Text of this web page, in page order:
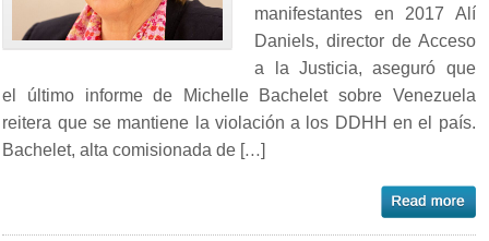
manifestantes en 2017 Alí
Daniels, director de Acceso
a la Justicia, aseguró que
el último informe de Michelle Bachelet sobre Venezuela
reitera que se mantiene la violación a los DDHH en el país.
Bachelet, alta comisionada de […]